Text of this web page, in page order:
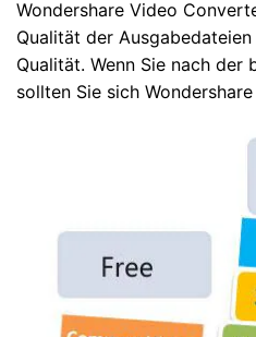
Wondershare Video
Qualität der
Qualität. Wenn Sie nach der
sollten Sie sich